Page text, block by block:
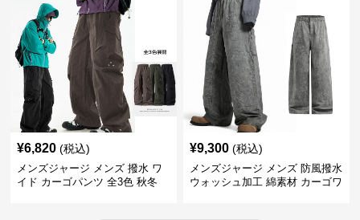
¥6,820 (税込)
メンズジャージ メンズ 撥水 ワ
イド カーゴパンツ 全3色 秋冬
¥9,300 (税込)
メンズジャージ メンズ 防風撥水
ウォッシュ加工 綿素材 カーゴワ